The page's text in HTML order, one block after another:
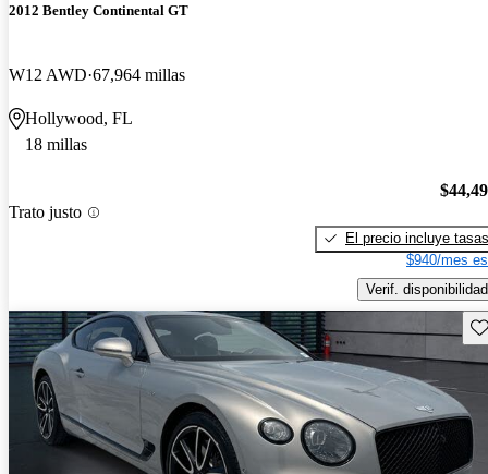
2012 Bentley Continental GT
W12 AWD 67,964 millas
Hollywood, FL
18 millas
Trato justo
El precio incluye tasas
$940/mes
Verif. disponibilidad